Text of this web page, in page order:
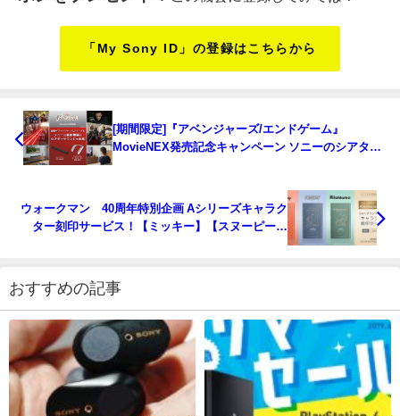
「My Sony ID」の登録はこちらから
[期間限定]『アベンジャーズ/エンドゲーム』
MovieNEX発売記念キャンペーン ソニーのシアター
ウォークマン®40周年特別企画 Aシリーズキャラク
ター刻印サービス！【ミッキー】【スヌーピー】
おすすめの記事